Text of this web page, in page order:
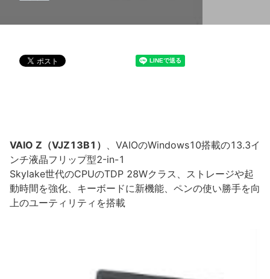
VAIO Z（VJZ13B1） 、VAIOのWindows10搭載の13.3イ
ンチ液晶フリップ型2-in-1
Skylake世代のCPUのTDP 28Wクラス、ストレージや起
動時間を強化、キーボードに新機能、ペンの使い勝手を向
上のユーティリティを搭載